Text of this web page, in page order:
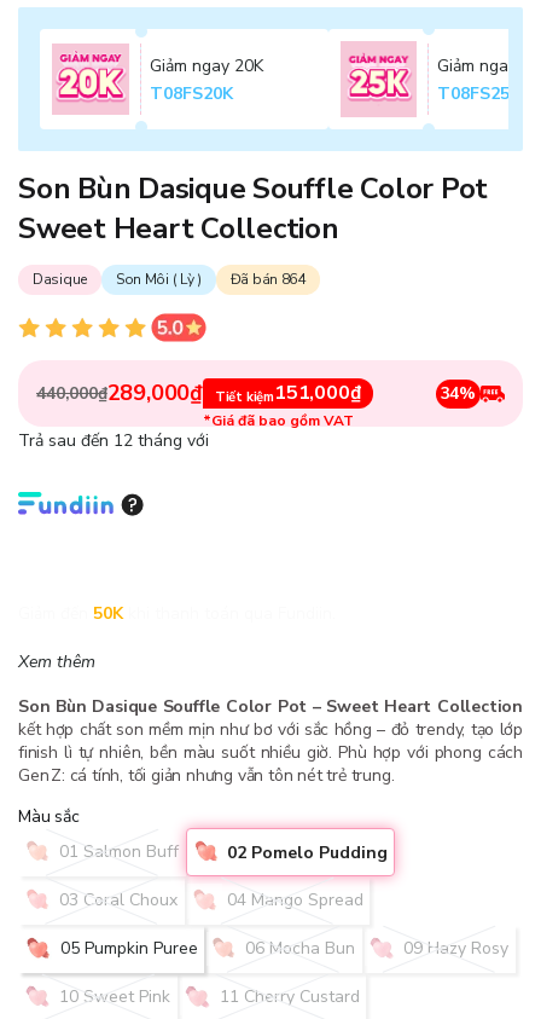
Giảm ngay 20K
T08FS20K
Giảm ngay
T08FS25K
Son Bùn Dasique Souffle Color Pot
Sweet Heart Collection
Dasique Son Môi ( Lỳ ) Đã bán 864
440,000₫289,000₫ Tiết kiệm151,000₫
*Giá đã bao gồm VAT
34%
Trả sau đến 12 tháng với
50K
Xem thêm
Son Bùn Dasique Souffle Color Pot – Sweet Heart Collection
kết hợp chất son mềm mịn như bơ với sắc hồng – đỏ trendy, tạo lớp
finish lì tự nhiên, bền màu suốt nhiều giờ. Phù hợp với phong cách
Gen Z: cá tính, tối giản nhưng vẫn tôn nét trẻ trung.
Màu sắc
01 Salmon Buff
02 Pomelo Pudding
03 Coral Choux 04 Mango Spread
05 Pumpkin Puree 06 Mocha Bun 09 Hazy Rosy
10 Sweet Pink 11 Cherry Custard